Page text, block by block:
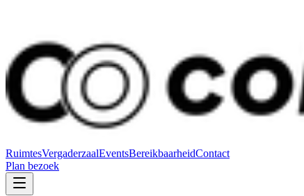
RuimtesVergaderzaalEventsBereikbaarheidContact
Plan bezoek